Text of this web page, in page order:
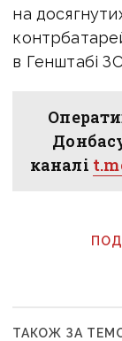
на
в Генштабі
каналі
ТАКОЖ ЗА